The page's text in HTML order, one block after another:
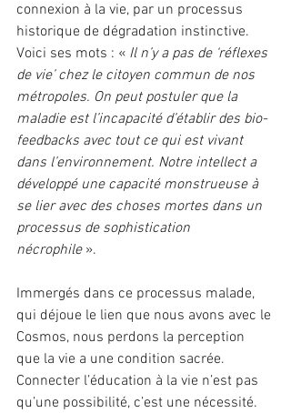
connexion à la vie, par un processus
historique de dégradation instinctive.
Voici ses mots : « Il n’y a pas de ‘réflexes
de vie’ chez le citoyen commun de nos
métropoles. On peut postuler que la
maladie est l’incapacité d’établir des bio-
feedbacks avec tout ce qui est vivant
dans l’environnement. Notre intellect a
développé une capacité monstrueuse à
se lier avec des choses mortes dans un
processus de sophistication
nécrophile ».
Immergés dans ce processus malade,
qui déjoue le lien que nous avons avec le
Cosmos, nous perdons la perception
que la vie a une condition sacrée.
Connecter l’éducation à la vie n’est pas
qu’une possibilité, c’est une nécessité.